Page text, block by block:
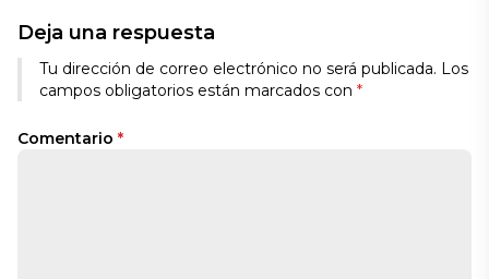
Deja una respuesta
Tu dirección de correo electrónico no será publicada. Los
campos obligatorios están marcados con *
Comentario *